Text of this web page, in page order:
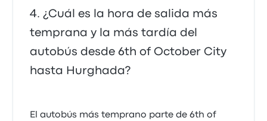
¿Cuál es la hora de salida más
temprana y la más tardía del
autobús desde 6th of October City
hasta Hurghada?
El autobús más temprano parte de 6th of